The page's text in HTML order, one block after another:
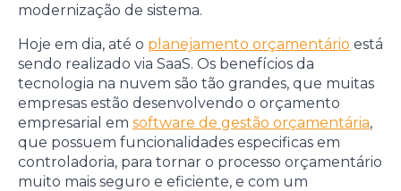
modernização de sistema.
Hoje em dia, até o planejamento orçamentário está
sendo realizado via SaaS. Os benefícios da
tecnologia na nuvem são tão grandes, que muitas
empresas estão desenvolvendo o orçamento
empresarial em software de gestão orçamentária,
que possuem funcionalidades especificas em
controladoria, para tornar o processo orçamentário
muito mais seguro e eficiente, e com um